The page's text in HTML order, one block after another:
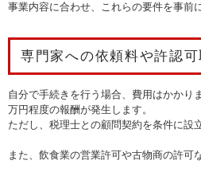
事業内容に合わせ、これらの要件を事前
専門家への依頼料や許認
自分で手続きを行う場合、費用はかかり
万円程度の報酬が発生します。
ただし、税理士との顧問契約を条件に設
また、飲食業の営業許可や古物商の許